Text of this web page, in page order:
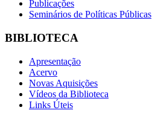
Publicações
Seminários de Políticas Públicas
BIBLIOTECA
Apresentação
Acervo
Novas Aquisições
Vídeos da Biblioteca
Links Úteis